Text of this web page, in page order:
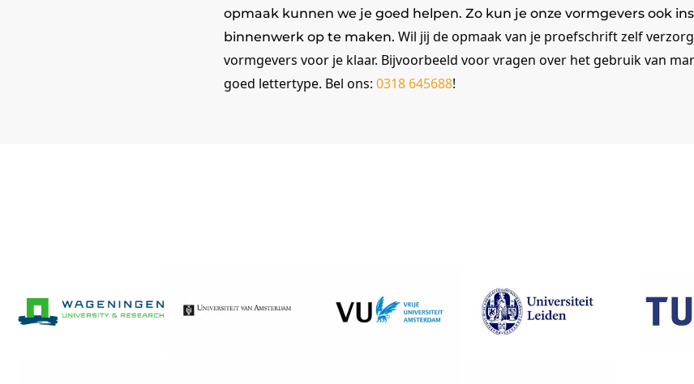
opmaak kunnen we je goed helpen. Zo kun je onze vormgevers ook
binnenwerk op te maken. Wil jij de opmaak van je proefschrift zelf
vormgevers voor je klaar. Bijvoorbeeld voor vragen over het gebruik van
goed lettertype. Bel ons: 0318 645688!